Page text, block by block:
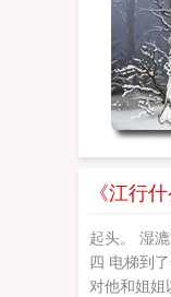
《江行
起头。 湿
四 电梯到
对他和姐姐